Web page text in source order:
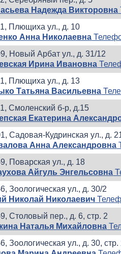
Надежда Викторовна
Плющиха ул., д. 10
Анна Николаевна
Новый Арбат ул., д. 31/12
Ирина Ивановна
Плющиха ул., д. 13
Татьяна Васильевна
Смоленский б-р, д.15
Екатерина
Садовая-Кудринская ул., д.
Анна Александровна
Поварская ул., д. 18
Айгуль Энгельсовна
Зоологическая ул., д. 30/2
Николай Николаевич
Столовый пер., д. 6, стр. 2
Наталья Михайловна
Зоологическая ул., д. 30, стр.